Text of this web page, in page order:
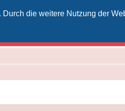
die weitere Nutzung der